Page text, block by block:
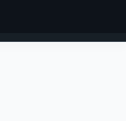
INICIAR SESIÓN